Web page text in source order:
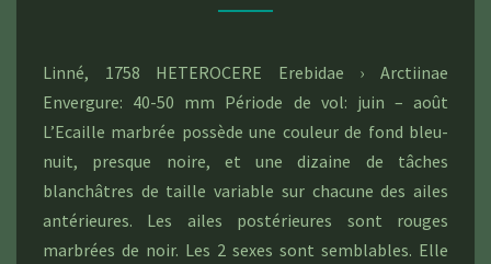
Linné, 1758 HETEROCERE Erebidae › Arctiinae
Envergure: 40-50 mm Période de vol: juin – août
L’Ecaille marbrée possède une couleur de fond bleu-
nuit, presque noire, et une dizaine de tâches
blanchâtres de taille variable sur chacune des ailes
antérieures. Les ailes postérieures sont rouges
marbrées de noir. Les 2 sexes sont semblables. Elle